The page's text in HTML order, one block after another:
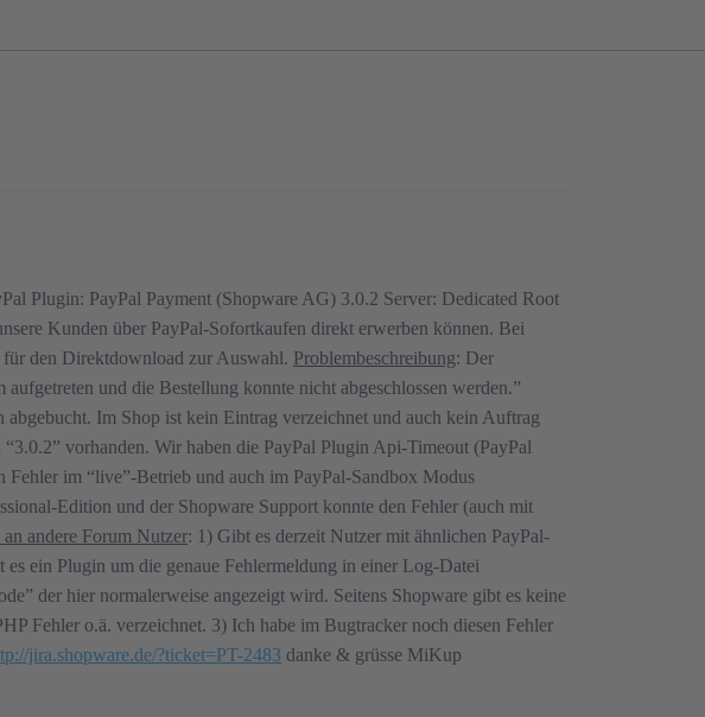
Plugin: PayPal Payment (Shopware AG) 3.0.2 Server: Dedicated Root
Kunden über PayPal-Sofortkaufen direkt erwerben können. Bei
den Direktdownload zur Auswahl. Problembeschreibung: Der
und die Bestellung konnte nicht abgeschlossen werden.”
Im Shop ist kein Eintrag verzeichnet und auch kein Auftrag
vorhanden. Wir haben die PayPal Plugin Api-Timeout (PayPal
im “live”-Betrieb und auch im PayPal-Sandbox Modus
Edition und der Shopware Support konnte den Fehler (auch mit
andere Forum Nutzer: 1) Gibt es derzeit Nutzer mit ähnlichen PayPal-
ein Plugin um die genaue Fehlermeldung in einer Log-Datei
der hier normalerweise angezeigt wird. Seitens Shopware gibt es keine
Fehler o.ä. verzeichnet. 3) Ich habe im Bugtracker noch diesen Fehler
jira.shopware.de/?ticket=PT-2483 danke & grüsse MiKup